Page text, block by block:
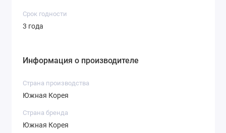
Срок годности
3 года
Информация о производителе
Страна производства
Южная Корея
Страна бренда
Южная Корея